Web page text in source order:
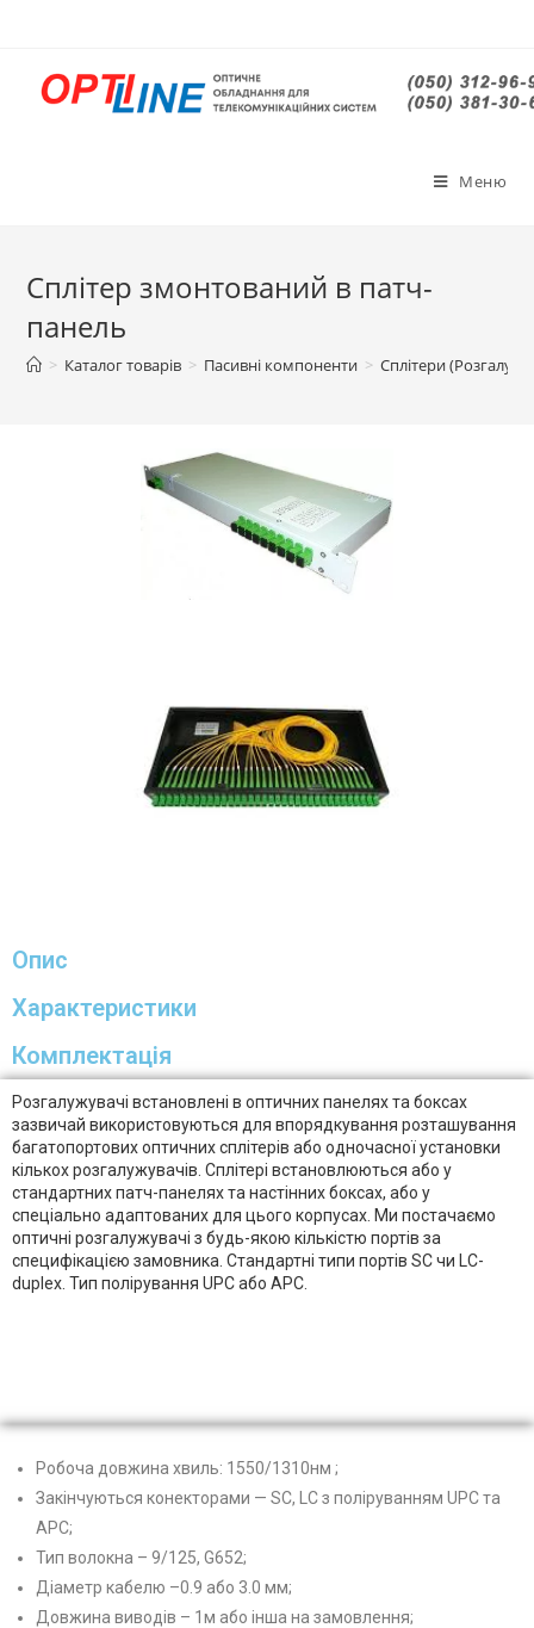
Меню
Сплітер змонтований в патч-
панель
> Каталог товарів > Пасивні компоненти > Сплітери
Опис
Характеристики
Комплектація
Розгалужувачі встановлені в оптичних панелях та боксах
зазвичай використовуються для впорядкування розташування
багатопортових оптичних сплітерів або одночасної установки
кількох розгалужувачів. Сплітері встановлюються або у
стандартних патч-панелях та настінних боксах, або у
спеціально адаптованих для цього корпусах. Ми постачаємо
оптичні розгалужувачі з будь-якою кількістю портів за
специфікацією замовника. Стандартні типи портів SC чи LC-
duplex. Тип полірування UPC або APC.
Робоча довжина хвиль: 1550/1310нм ;
Закінчуються конекторами — SC, LC з поліруванням UPC та
APC;
Тип волокна – 9/125, G652;
Діаметр кабелю –0.9 або 3.0 мм;
Довжина виводів – 1м або інша на замовлення;